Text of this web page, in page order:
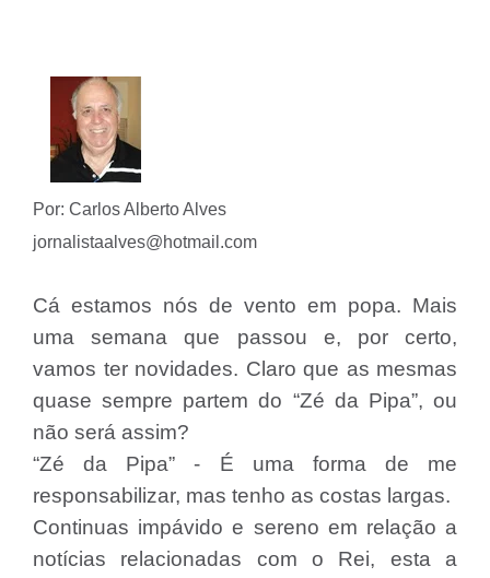
Por: Carlos Alberto Alves
jornalistaalves@hotmail.com
Cá estamos nós de vento em popa. Mais
uma semana que passou e, por certo,
vamos ter novidades. Claro que as mesmas
quase sempre partem do “Zé da Pipa”, ou
não será assim?
“Zé da Pipa” - É uma forma de me
responsabilizar, mas tenho as costas largas.
Continuas impávido e sereno em relação a
notícias relacionadas com o Rei, esta a